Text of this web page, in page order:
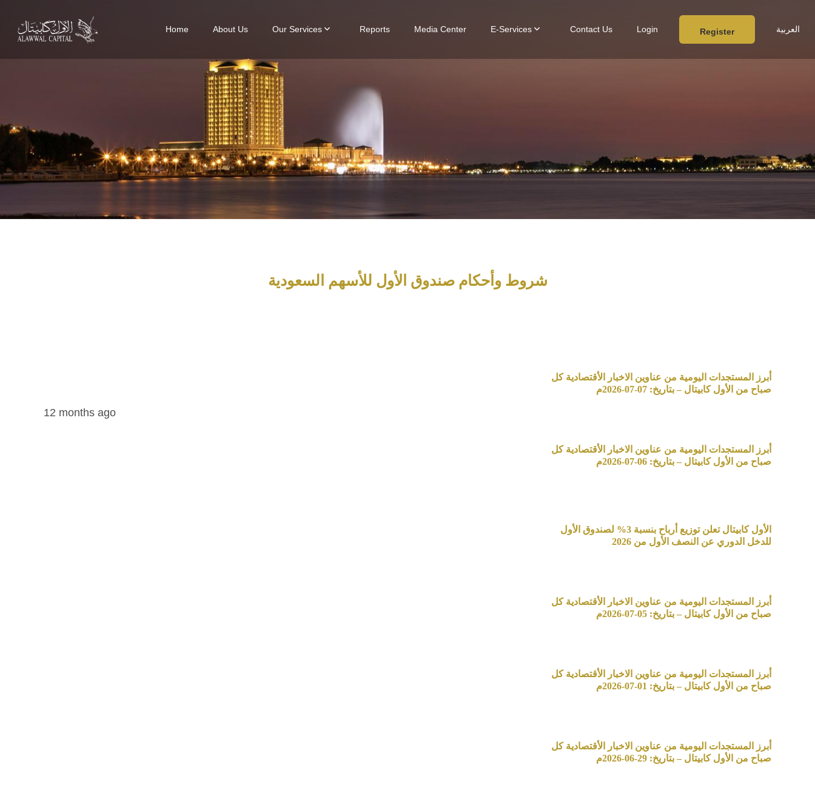
Home About Us Our Services Reports Media Center E-Services Contact Us Login Register العربية
شروط وأحكام صندوق الأول للأسهم السعودية
12 months ago
أبرز المستجدات اليومية من عناوين الاخبار الأقتصادية كل
صباح من الأول كابيتال – بتاريخ: 07-07-2026م
أبرز المستجدات اليومية من عناوين الاخبار الأقتصادية كل
صباح من الأول كابيتال – بتاريخ: 06-07-2026م
الأول كابيتال تعلن توزيع أرباح بنسبة 3% لصندوق الأول
للدخل الدوري عن النصف الأول من 2026
أبرز المستجدات اليومية من عناوين الاخبار الأقتصادية كل
صباح من الأول كابيتال – بتاريخ: 05-07-2026م
أبرز المستجدات اليومية من عناوين الاخبار الأقتصادية كل
صباح من الأول كابيتال – بتاريخ: 01-07-2026م
أبرز المستجدات اليومية من عناوين الاخبار الأقتصادية كل
صباح من الأول كابيتال – بتاريخ: 29-06-2026م